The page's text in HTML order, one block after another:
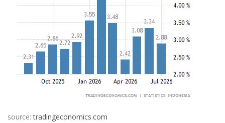
source:tradingeconomics.com